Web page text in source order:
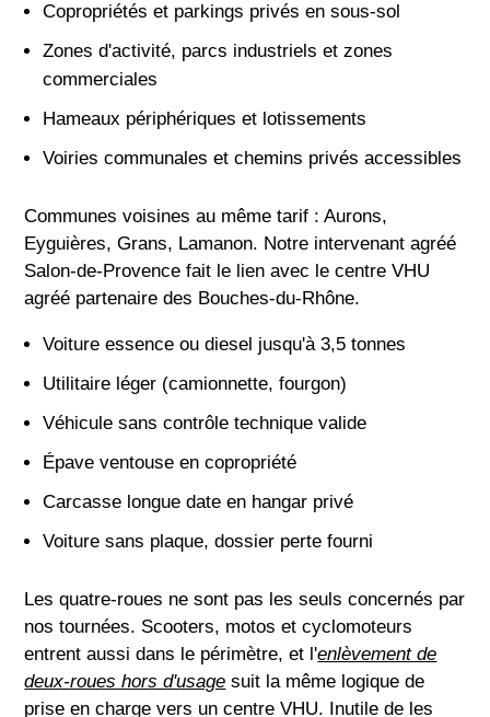
Copropriétés et parkings privés en sous-sol
Zones d'activité, parcs industriels et zones
commerciales
Hameaux périphériques et lotissements
Voiries communales et chemins privés accessibles
Communes voisines au même tarif : Aurons,
Eyguières, Grans, Lamanon. Notre intervenant agréé
Salon-de-Provence fait le lien avec le centre VHU
agréé partenaire des Bouches-du-Rhône.
Voiture essence ou diesel jusqu'à 3,5 tonnes
Utilitaire léger (camionnette, fourgon)
Véhicule sans contrôle technique valide
Épave ventouse en copropriété
Carcasse longue date en hangar privé
Voiture sans plaque, dossier perte fourni
Les quatre-roues ne sont pas les seuls concernés par
nos tournées. Scooters, motos et cyclomoteurs
entrent aussi dans le périmètre, et l'enlèvement de
deux-roues hors d'usage suit la même logique de
prise en charge vers un centre VHU. Inutile de les